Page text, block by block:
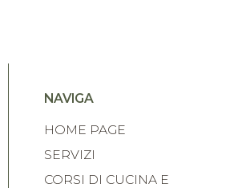
NAVIGA
HOME PAGE
SERVIZI
CORSI DI CUCINA E